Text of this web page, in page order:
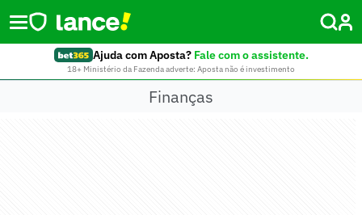
Ajuda com Aposta? Fale com o assistente.
18+ Ministério da Fazenda adverte: Aposta não é investimento
Finanças